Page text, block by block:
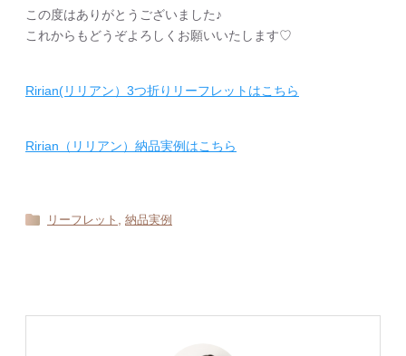
この度はありがとうございました♪
これからもどうぞよろしくお願いいたします♡
Ririan(リリアン）3つ折りリーフレットはこちら
Ririan（リリアン）納品実例はこちら
リーフレット 納品実例